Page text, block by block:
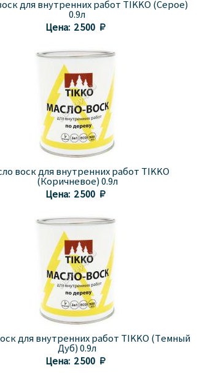
для внутренних работ TIKKO (Серое)
0.9л
Цена: 2 500 
воск для внутренних работ TIKKO
(Коричневое) 0.9л
Цена: 2 500 
для внутренних работ TIKKO (Темный
Дуб) 0.9л
Цена: 2 500 